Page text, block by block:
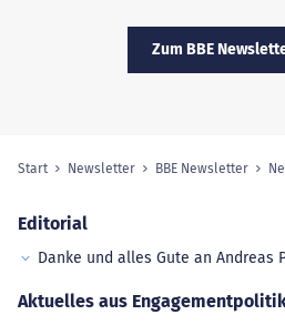
Zum BBE
Sie sind hier:
Start Newsletter BBE Newsletter
Editorial
Danke und alles Gute an Andreas
Aktuelles aus